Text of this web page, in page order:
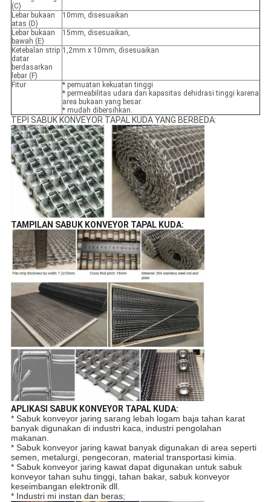
(C)
Lebar bukaan
atas (D)
10mm, disesuaikan
Lebar bukaan
bawah (E)
15mm, disesuaikan,
Ketebalan strip
datar
berdasarkan
lebar (F)
1,2mm x 10mm, disesuaikan
Fitur
* pemuatan kekuatan tinggi
* permeabilitas udara dan kapasitas dehidrasi tinggi karena
area bukaan yang besar.
* mudah dibersihkan.
TEPI SABUK KONVEYOR TAPAL KUDA YANG BERBEDA:
TAMPILAN SABUK KONVEYOR TAPAL KUDA:
APLIKASI SABUK KONVEYOR TAPAL KUDA:
* Sabuk konveyor jaring sarang lebah logam baja tahan karat
banyak digunakan di industri kaca, industri pengolahan
makanan.
* Sabuk konveyor jaring kawat banyak digunakan di area seperti
semen, metalurgi, pengecoran, material transportasi kimia.
* Sabuk konveyor jaring kawat dapat digunakan untuk sabuk
konveyor tahan suhu tinggi, tahan bakar, sabuk konveyor
keseimbangan elektronik dll.
* Industri mi instan dan beras;